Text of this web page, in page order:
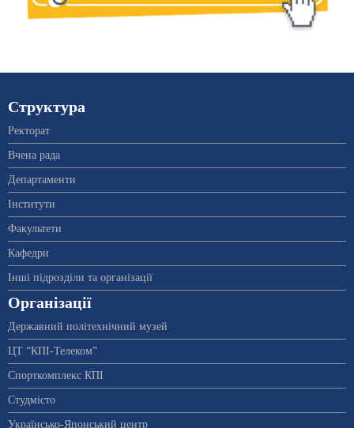
Структура
Ректорат
Вчена рада
Департаменти
Інститути
Факультети
Кафедри
Інші підрозділи та організації
Організації
Державний політехнічний музей
ЦТ “КПІ-Телеком”
Спорткомплекс КПІ
Студмісто
Українсько-Японський центр